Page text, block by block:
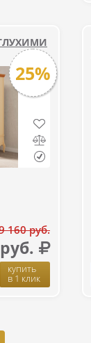
25%
160 руб.
купить
в 1 клик